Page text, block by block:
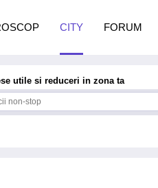
utile si reduceri in zona ta
CITY FORUM